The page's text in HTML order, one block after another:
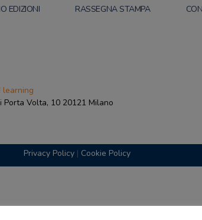
EDIZIONI RASSEGNA STAMPA
learning
Volta, 10 20121 Milano
Privacy Policy| Cookie Policy